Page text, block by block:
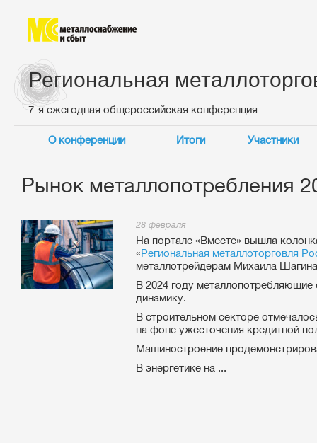
Региональная
7-я ежегодная общероссийская конференция
О конференции Итоги Участники
Рынок металлопотребления
28 февраля
На портале «Вместе» вышла
«Региональная металлоторговля
металлотрейдерам Михаила
В 2024 году
динамику.
В строительном секторе
на фоне ужесточения кредитной
Машиностроение
В энергетике на ...